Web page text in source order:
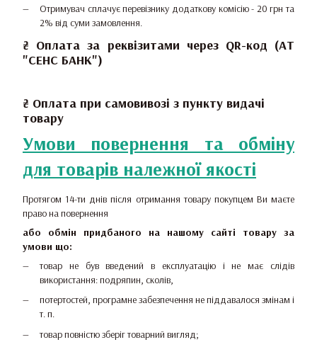
Отримувач сплачує перевізнику додаткову комісію - 20 грн та
2% від суми замовлення.
₴ Оплата за реквізитами через QR-код (АТ
"СЕНС БАНК")
₴ Оплата при самовивозі з пункту видачі
товару
Умови повернення та обміну
для товарів належної якості
Протягом 14-ти днів після отримання товару покупцем Ви маєте
право на повернення
або обмін придбаного на нашому сайті товару за
умови що:
товар не був введений в експлуатацію і не має слідів
використання: подряпин, сколів,
потертостей, програмне забезпечення не піддавалося змінам і
т. п.
товар повністю зберіг товарний вигляд;